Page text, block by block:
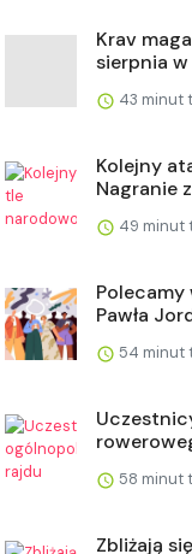
Krav
sierpnia w
43 minut
Kolejny
Nagranie
49 minut
Pawła
54 minut
58 minut
Zbliżają